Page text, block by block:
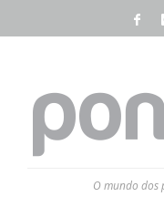
O mundo dos